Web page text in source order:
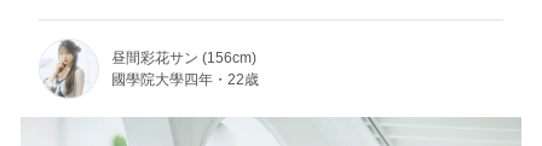
昼間彩花サン (156cm)
國學院大學四年・22歳